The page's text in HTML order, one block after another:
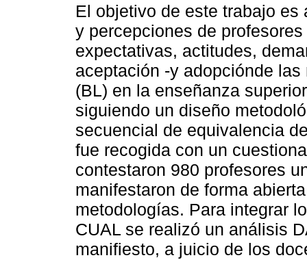
El objetivo de este trabajo
y percepciones de
expectativas, actitudes,
aceptación -y adopciónde
(BL) en la enseñanza
siguiendo un diseño
secuencial de equivalencia
fue recogida con un
contestaron 980 profesores
manifestaron de forma
metodologías. Para integrar
CUAL se realizó un análisis
manifiesto, a juicio de los